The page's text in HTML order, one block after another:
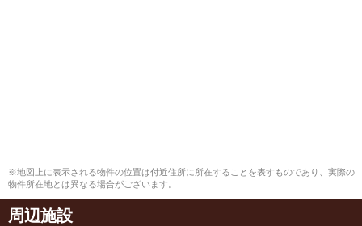
※地図上に表示される物件の位置は付近住所に所在することを表すものであり、実際の
物件所在地とは異なる場合がございます。
周辺施設